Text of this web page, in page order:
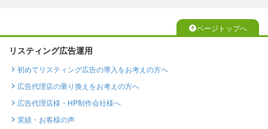
ページトップへ
リスティング広告運用
初めてリスティング広告の導入をお考えの方へ
広告代理店の乗り換えをお考えの方へ
広告代理店様・HP制作会社様へ
実績・お客様の声